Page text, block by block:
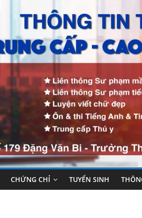
CHỨNG CHỈ TUYỂN SINH